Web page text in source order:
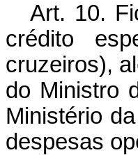
Art. 10.
crédito
cruzeiros),
do Ministro
Ministério
despesas